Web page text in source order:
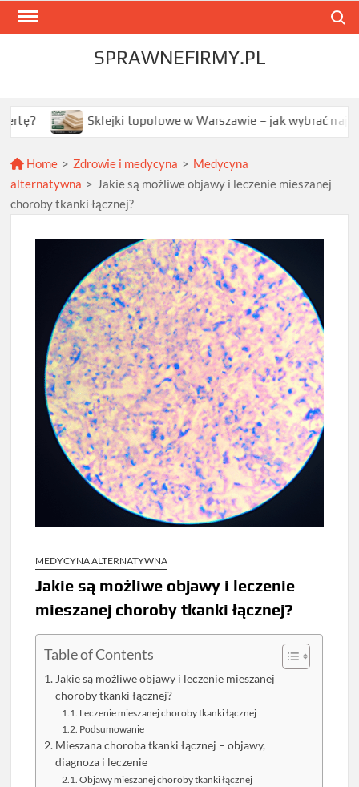
Skip
SPRAWNEFIRMY.PL
Sklejki topolowe w Warszawie – jak wybrać najlepszą opcję
Home > Zdrowie i medycyna > Medycyna
alternatywna > Jakie są możliwe objawy i leczenie mieszanej
choroby tkanki łącznej?
MEDYCYNA ALTERNATYWNA
Jakie są możliwe objawy i leczenie
mieszanej choroby tkanki łącznej?
Table of Contents
Jakie są możliwe objawy i leczenie mieszanej
choroby tkanki łącznej?
Leczenie mieszanej choroby tkanki łącznej
Podsumowanie
Mieszana choroba tkanki łącznej – objawy,
diagnoza i leczenie
Objawy mieszanej choroby tkanki łącznej